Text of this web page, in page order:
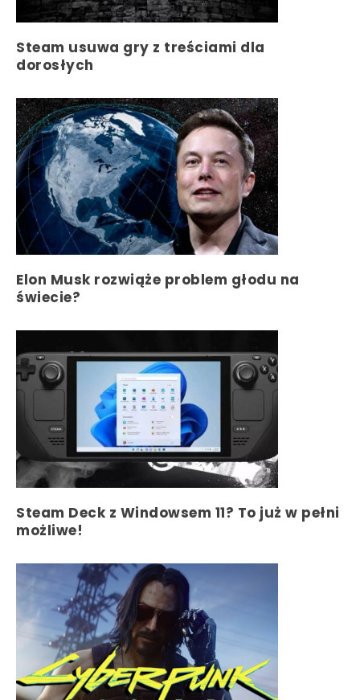
Steam usuwa gry z treściami dla
dorosłych
Elon Musk rozwiąże problem głodu na
świecie?
Steam Deck z Windowsem 11? To już w pełni
możliwe!